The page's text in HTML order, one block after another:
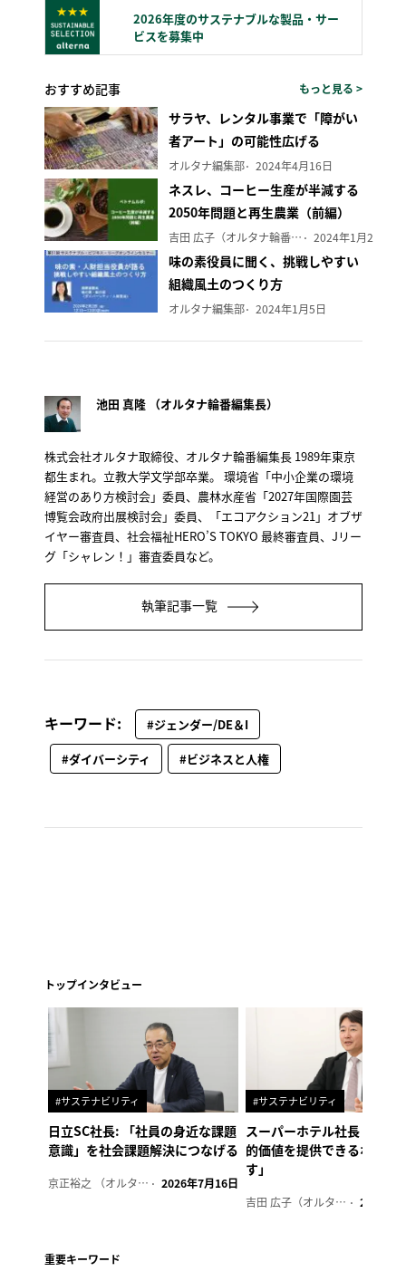
2026年度のサステナブルな製品・サー
ビスを募集中
おすすめ記事 もっと見る >
サラヤ、レンタル事業で「障がい
者アート」の可能性広げる
オルタナ編集部 2024年4月16日
ネスレ、コーヒー生産が半減する
2050年問題と再生農業（前編）
吉田 広子（オルタナ輪番編集長） 2024年1月29日
味の素役員に聞く、挑戦しやすい
組織風土のつくり方
オルタナ編集部 2024年1月5日
池田 真隆 （オルタナ輪番編集長）
株式会社オルタナ取締役、オルタナ輪番編集長 1989年東京
都生まれ。立教大学文学部卒業。 環境省「中小企業の環境
経営のあり方検討会」委員、農林水産省「2027年国際園芸
博覧会政府出展検討会」委員、「エコアクション21」オブザ
イヤー審査員、社会福祉HERO’S TOKYO 最終審査員、Jリー
グ「シャレン！」審査委員など。
執筆記事一覧
キーワード:
#ジェンダー/DE＆I
#ダイバーシティ
#ビジネスと人権
トップインタビュー
#サステナビリティ
日立SC社長: 「社員の身近な課題
意識」を社会課題解決につなげる
京正裕之 （オルタナ副編集長） 2026年7月16日
#サステナビリティ
スーパーホテル社長「地域
的価値を提供できるホテル
す」
吉田 広子（オルタナ輪番編集長） 2026年6
重要キーワード